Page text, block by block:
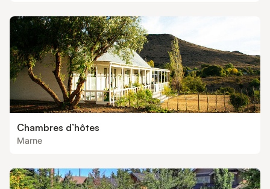
Chambres d’hôtes
Marne